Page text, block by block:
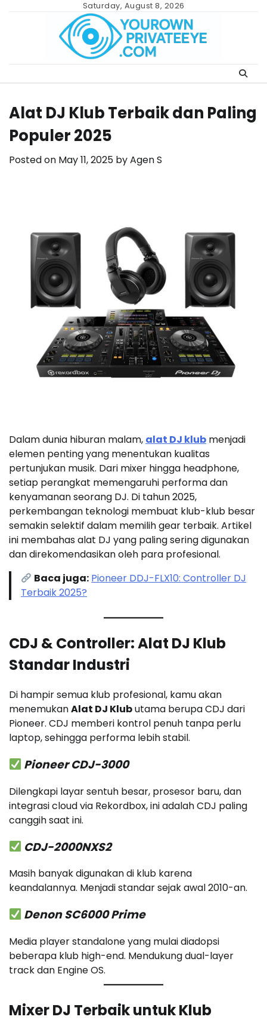
Saturday, August 8, 2026
Alat DJ Klub Terbaik dan Paling
Populer 2025
Posted on May 11, 2025 byAgen S
Dalam dunia hiburan malam, alat DJ klub menjadi
elemen penting yang menentukan kualitas
pertunjukan musik. Dari mixer hingga headphone,
setiap perangkat memengaruhi performa dan
kenyamanan seorang DJ. Di tahun 2025,
perkembangan teknologi membuat klub-klub besar
semakin selektif dalam memilih gear terbaik. Artikel
ini membahas alat DJ yang paling sering digunakan
dan direkomendasikan oleh para profesional.
Baca juga: Pioneer DDJ-FLX10: Controller DJ
Terbaik 2025?
CDJ & Controller: Alat DJ Klub
Standar Industri
Di hampir semua klub profesional, kamu akan
menemukanAlat DJ Klubutama berupa CDJ dari
Pioneer. CDJ memberi kontrol penuh tanpa perlu
laptop, sehingga performa lebih stabil.
Pioneer CDJ-3000
Dilengkapi layar sentuh besar, prosesor baru, dan
integrasi cloud via Rekordbox, ini adalah CDJ paling
canggih saat ini.
CDJ-2000NXS2
Masih banyak digunakan di klub karena
keandalannya. Menjadi standar sejak awal 2010-an.
Denon SC6000 Prime
Media player standalone yang mulai diadopsi
beberapa klub high-end. Mendukung dual-layer
track dan Engine OS.
Mixer DJ Terbaik untuk Klub